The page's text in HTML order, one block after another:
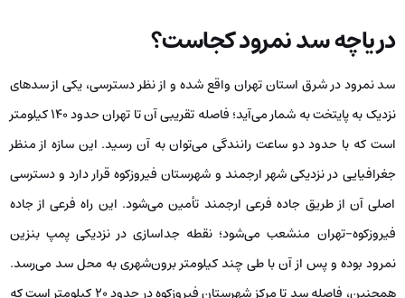
دریاچه سد نمرود کجاست؟
سد نمرود در شرق استان تهران واقع شده و از نظر دسترسی، یکی از سدهای
نزدیک به پایتخت به شمار می‌آید؛ فاصله تقریبی آن تا تهران حدود ۱۴۰ کیلومتر
است که با حدود دو ساعت رانندگی می‌توان به آن رسید. این سازه از منظر
جغرافیایی در نزدیکی شهر ارجمند و شهرستان فیروزکوه قرار دارد و دسترسی
اصلی آن از طریق جاده فرعی ارجمند تأمین می‌شود. این راه فرعی از جاده
فیروزکوه-تهران منشعب می‌شود؛ نقطه جداسازی در نزدیکی پمپ بنزین
نمرود بوده و پس از آن با طی چند کیلومتر برون‌شهری به محل سد می‌رسد.
همچنین، فاصله سد تا مرکز شهرستان فیروزکوه در حدود ۲۰ کیلومتر است که